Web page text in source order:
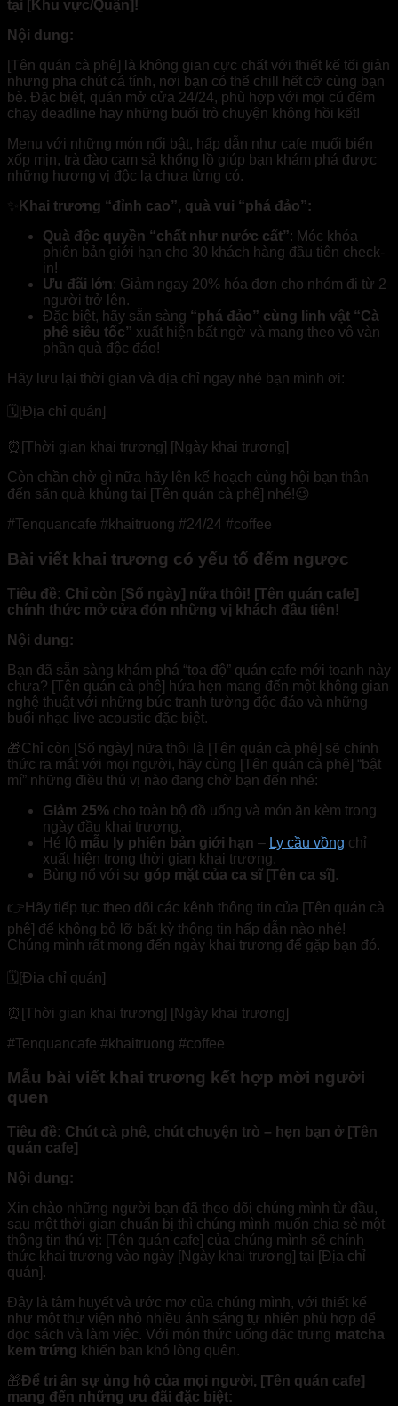
tại [Khu vực/Quận]!
Nội dung:
[Tên quán cà phê] là không gian cực chất với thiết kế tối giản
nhưng pha chút cá tính, nơi bạn có thể chill hết cỡ cùng bạn
bè. Đặc biệt, quán mở cửa 24/24, phù hợp với mọi cú đêm
chạy deadline hay những buổi trò chuyện không hồi kết!
Menu với những món nổi bật, hấp dẫn như cafe muối biển
xốp mịn, trà đào cam sả khổng lồ giúp bạn khám phá được
những hương vị độc lạ chưa từng có.
Khai trương “đỉnh cao”, quà vui “phá đảo”:
Quà độc quyền “chất như nước cất”: Móc khóa
phiên bản giới hạn cho 30 khách hàng đầu tiên check-
in!
Ưu đãi lớn: Giảm ngay 20% hóa đơn cho nhóm đi từ 2
người trở lên.
Đặc biệt, hãy sẵn sàng “phá đảo” cùng linh vật “Cà
phê siêu tốc” xuất hiện bất ngờ và mang theo vô vàn
phần quà độc đáo!
Hãy lưu lại thời gian và địa chỉ ngay nhé bạn mình ơi:
🗓️[Địa chỉ quán]
⏰[Thời gian khai trương] [Ngày khai trương]
Còn chần chờ gì nữa hãy lên kế hoạch cùng hội bạn thân
đến săn quà khủng tại [Tên quán cà phê] nhé!😉
#Tenquancafe #khaitruong #24/24 #coffee
Bài viết khai trương có yếu tố đếm ngược
Tiêu đề: Chỉ còn [Số ngày] nữa thôi! [Tên quán cafe]
chính thức mở cửa đón những vị khách đầu tiên!
Nội dung:
Bạn đã sẵn sàng khám phá “tọa độ” quán cafe mới toanh này
chưa? [Tên quán cà phê] hứa hẹn mang đến một không gian
nghệ thuật với những bức tranh tường độc đáo và những
buổi nhạc live acoustic đặc biệt.
🎁Chỉ còn [Số ngày] nữa thôi là [Tên quán cà phê] sẽ chính
thức ra mắt với mọi người, hãy cùng [Tên quán cà phê] “bật
mí” những điều thú vị nào đang chờ bạn đến nhé:
Giảm 25% cho toàn bộ đồ uống và món ăn kèm trong
ngày đầu khai trương.
Hé lộ mẫu ly phiên bản giới hạn – Ly cầu vồng chỉ
xuất hiện trong thời gian khai trương.
Bùng nổ với sự góp mặt của ca sĩ [Tên ca sĩ] .
👉Hãy tiếp tục theo dõi các kênh thông tin của [Tên quán cà
phê] để không bỏ lỡ bất kỳ thông tin hấp dẫn nào nhé!
Chúng mình rất mong đến ngày khai trương để gặp bạn đó.
🗓️[Địa chỉ quán]
⏰[Thời gian khai trương] [Ngày khai trương]
#Tenquancafe #khaitruong #coffee
Mẫu bài viết khai trương kết hợp mời người
quen
Tiêu đề: Chút cà phê, chút chuyện trò – hẹn bạn ở [Tên
quán cafe]
Nội dung:
Xin chào những người bạn đã theo dõi chúng mình từ đầu,
sau một thời gian chuẩn bị thì chúng mình muốn chia sẻ một
thông tin thú vị: [Tên quán cafe] của chúng mình sẽ chính
thức khai trương vào ngày [Ngày khai trương] tại [Địa chỉ
quán].
Đây là tâm huyết và ước mơ của chúng mình, với thiết kế
như một thư viện nhỏ nhiều ánh sáng tự nhiên phù hợp để
đọc sách và làm việc. Với món thức uống đặc trưng matcha
kem trứng khiến bạn khó lòng quên.
🎁Để tri ân sự ủng hộ của mọi người, [Tên quán cafe]
mang đến những ưu đãi đặc biệt: